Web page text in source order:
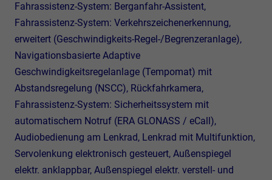
Fahrassistenz-System: Berganfahr-Assistent,
Fahrassistenz-System: Verkehrszeichenerkennung,
erweitert (Geschwindigkeits-Regel-/Begrenzeranlage),
Navigationsbasierte Adaptive
Geschwindigkeitsregelanlage (Tempomat) mit
Abstandsregelung (NSCC), Rückfahrkamera,
Fahrassistenz-System: Sicherheitssystem mit
automatischem Notruf (ERA GLONASS / eCall),
Audiobedienung am Lenkrad, Lenkrad mit Multifunktion,
Servolenkung elektronisch gesteuert, Außenspiegel
elektr. anklappbar, Außenspiegel elektr. verstell- und